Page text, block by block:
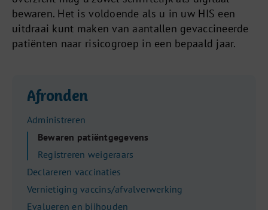
bewaren. Het is voldoende als u in uw HIS een
uitdraai kunt maken van aantallen gevaccineerde
patiënten naar risicogroep in een bepaald jaar.
Afronden
Administreren
Bewaren patiëntgegevens
Registreren weigeraars
Declareren vaccinaties
Vernietiging vaccins/afvalverwerking
Evalueren en bijhouden